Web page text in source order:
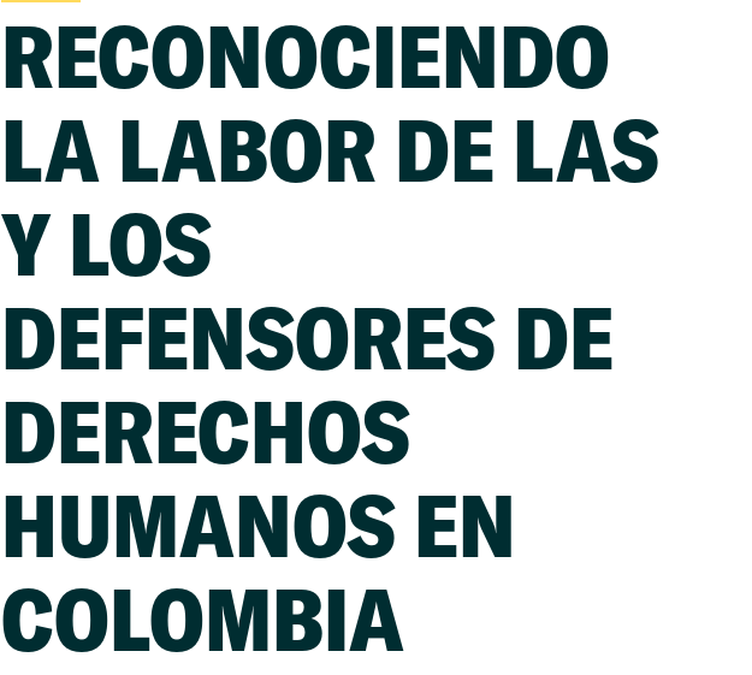
RECONOCIENDO
LA LABOR DE LAS
Y LOS
DEFENSORES DE
DERECHOS
HUMANOS EN
COLOMBIA